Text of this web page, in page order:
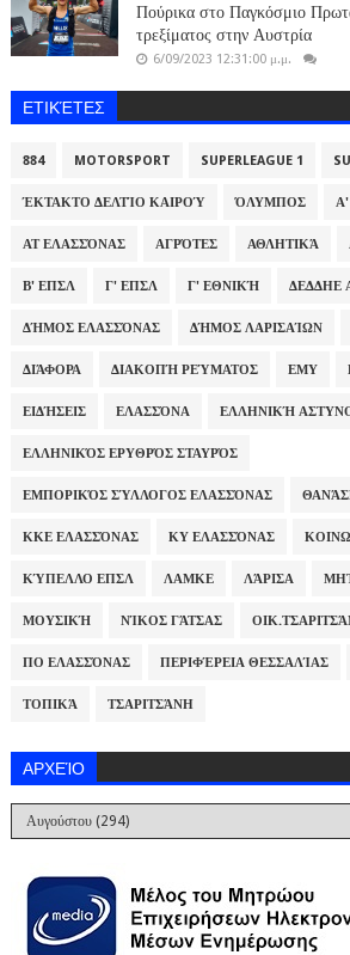
Πούρικα στο Παγκόσμιο
τρεξίματος στην Αυστρία
6/09/2023 12:31:00 μ.μ.
ΕΤΙΚΈΤΕΣ
884 MOTORSPORT SUPERLEAGUE 1
ΈΚΤΑΚΤΟ ΔΕΛΤΊΟ ΚΑΙΡΟΎ ΌΛΥΜΠΟΣ
ΑΤ ΕΛΑΣΣΌΝΑΣ ΑΓΡΌΤΕΣ ΑΘΛΗΤΙΚΆ
Β' ΕΠΣΛ Γ' ΕΠΣΛ Γ' ΕΘΝΙΚΉ ΔΕΔΔΗΕ
ΔΉΜΟΣ ΕΛΑΣΣΌΝΑΣ ΔΉΜΟΣ ΛΑΡΙΣΑΊΩΝ
ΔΙΆΦΟΡΑ ΔΙΑΚΟΠΉ ΡΕΎΜΑΤΟΣ ΕΜΥ
ΕΙΔΉΣΕΙΣ ΕΛΑΣΣΌΝΑ ΕΛΛΗΝΙΚΉ
ΕΛΛΗΝΙΚΌΣ ΕΡΥΘΡΌΣ ΣΤΑΥΡΌΣ
ΕΜΠΟΡΙΚΌΣ ΣΎΛΛΟΓΟΣ ΕΛΑΣΣΌΝΑΣ
ΚΚΕ ΕΛΑΣΣΌΝΑΣ ΚΥ ΕΛΑΣΣΌΝΑΣ
ΚΎΠΕΛΛΟ ΕΠΣΛ ΛΑΜΚΕ ΛΆΡΙΣΑ
ΜΟΥΣΙΚΉ ΝΊΚΟΣ ΓΆΤΣΑΣ
ΠΟ ΕΛΑΣΣΌΝΑΣ ΠΕΡΙΦΈΡΕΙΑ ΘΕΣΣΑΛΊΑΣ
ΤΟΠΙΚΆ ΤΣΑΡΙΤΣΆΝΗ
ΑΡΧΕΊΟ